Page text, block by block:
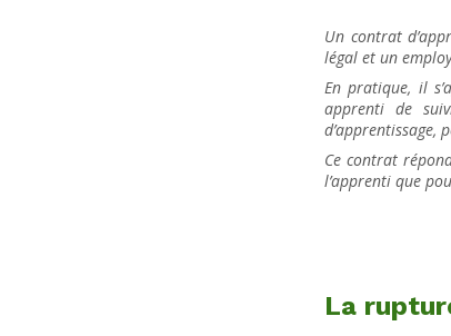
Un contrat
légal et un
En pratique, il
apprenti de
d’apprentissage,
Ce contrat
l’apprenti que
La